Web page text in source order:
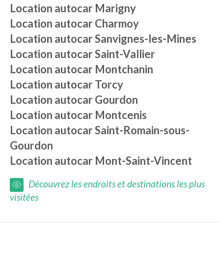
Location autocar Marigny
Location autocarCharmoy
Location autocarSanvignes-les-Mines
Location autocarSaint-Vallier
Location autocar Montchanin
Location autocarTorcy
Location autocarGourdon
Location autocar Montcenis
Location autocarSaint-Romain-sous-
Gourdon
Location autocar Mont-Saint-Vincent
Découvrez les endroits et destinations les plus
visitées